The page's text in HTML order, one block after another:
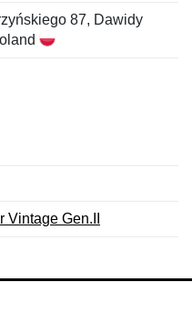
87, Dawidy
Vintage Gen.II